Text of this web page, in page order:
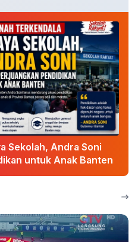
Sekolah, Andra Soni
untuk Anak Banten